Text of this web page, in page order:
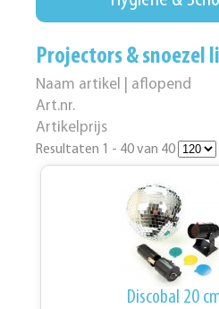
Projectors & snoezel
Naam artikel | aflopend
Art.nr.
Artikelprijs
Resultaten 1 - 40 van 40
Discobal 20